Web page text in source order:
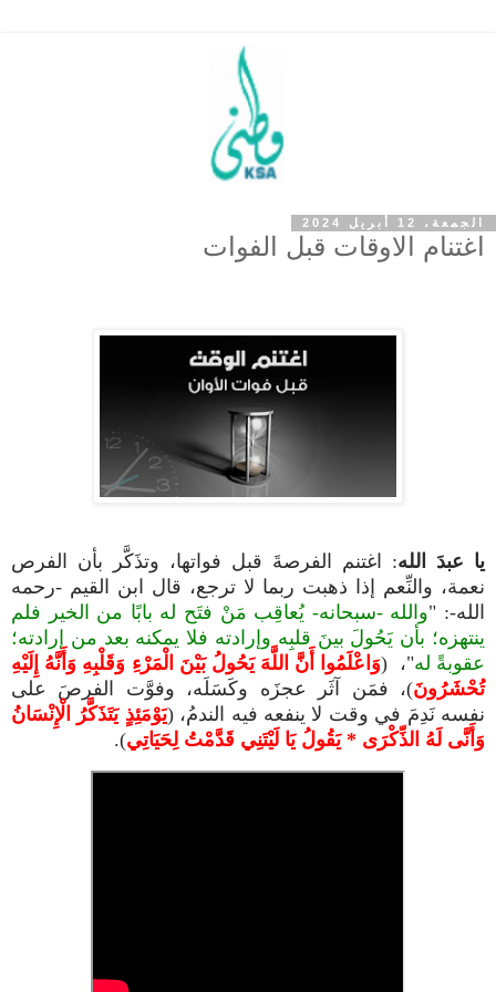
الجمعة، 12 أبريل 2024
اغتنام الاوقات قبل الفوات
يا عبدَ اللهِ: اغتنم الفرصةَ قبل فواتها، وتذَكَّر بأن الفرص
نعمة، والنِّعم إذا ذهبت ربما لا ترجع، قال ابن القيم -رحمه
الله-: "والله -سبحانه- يُعاقِب مَنْ فتَح له بابًا من الخير فلم
ينتهزه؛ بأن يَحُولَ بينَ قلبِه وإرادته فلا يمكنه بعد من إرادته؛
عقوبةً له"، (وَاعْلَمُوا أَنَّ اللَّهَ يَحُولُ بَيْنَ الْمَرْءِ وَقَلْبِهِ وَأَنَّهُ إِلَيْهِ
تُحْشَرُونَ)، فمَن آثَر عجزَه وكَسَلَه، وفوَّت الفرصَ على
نفسه نَدِمَ في وقت لا ينفعه فيه الندمُ، (يَوْمَئِذٍ يَتَذَكَّرُ الْإِنْسَانُ
وَأَنَّى لَهُ الذِّكْرَى * يَقُولُ يَا لَيْتَنِي قَدَّمْتُ لِحَيَاتِي).